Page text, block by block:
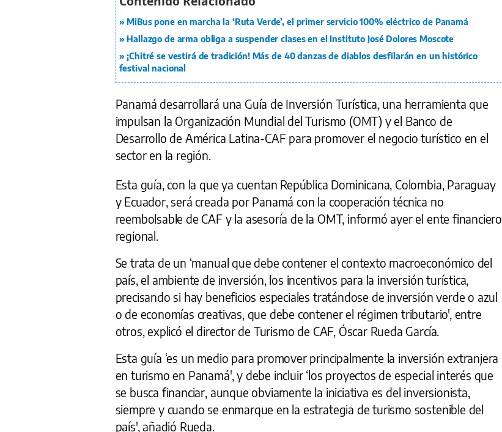
MiBus pone en marcha la ‘Ruta Verde’, el primer servicio 100% eléctrico de Panamá
Hallazgo de arma obliga a suspender clases en el Instituto José Dolores Moscote
¡Chitré se vestirá de tradición! Más de 40 danzas de diablos desfilarán en un histórico
festival nacional
Panamá desarrollará una Guía de Inversión Turística, una herramienta que
impulsan la Organización Mundial del Turismo (OMT) y el Banco de
Desarrollo de América Latina-CAF para promover el negocio turístico en el
sector en la región.
Esta guía, con la que ya cuentan República Dominicana, Colombia, Paraguay
y Ecuador, será creada por Panamá con la cooperación técnica no
reembolsable de CAF y la asesoría de la OMT, informó ayer el ente financiero
regional.
Se trata de un ‘manual que debe contener el contexto macroeconómico del
país, el ambiente de inversión, los incentivos para la inversión turística,
precisando si hay beneficios especiales tratándose de inversión verde o azul
o de economías creativas, que debe contener el régimen tributario', entre
otros, explicó el director de Turismo de CAF, Óscar Rueda García.
Esta guía ‘es un medio para promover principalmente la inversión extranjera
en turismo en Panamá', y debe incluir ‘los proyectos de especial interés que
se busca financiar, aunque obviamente la iniciativa es del inversionista,
siempre y cuando se enmarque en la estrategia de turismo sostenible del
país', añadió Rueda.